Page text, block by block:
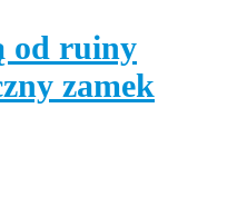
od ruiny
zamek